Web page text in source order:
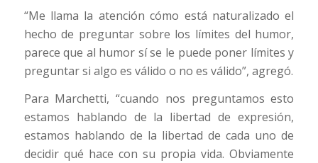
“Me llama la atención cómo está naturalizado el
hecho de preguntar sobre los límites del humor,
parece que al humor sí se le puede poner límites y
preguntar si algo es válido o no es válido”, agregó.
Para Marchetti, “cuando nos preguntamos esto
estamos hablando de la libertad de expresión,
estamos hablando de la libertad de cada uno de
decidir qué hace con su propia vida. Obviamente